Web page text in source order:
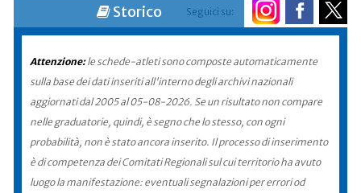
Seguici su:
Storico
Attenzione:le schede-atleti sono composte automaticamente
sulla base dei dati inseriti all'interno degli archivi nazionali
aggiornati dal 2005 al 05-08-2026. Se un risultato non compare
nelle graduatorie, quindi, è segno che lo stesso, con ogni
probabilità, non è stato ancora inserito. Il processo di inserimento
è di competenza dei Comitati Regionali sul cui territorio ha avuto
luogo la manifestazione: eventuali segnalazioni per errori od